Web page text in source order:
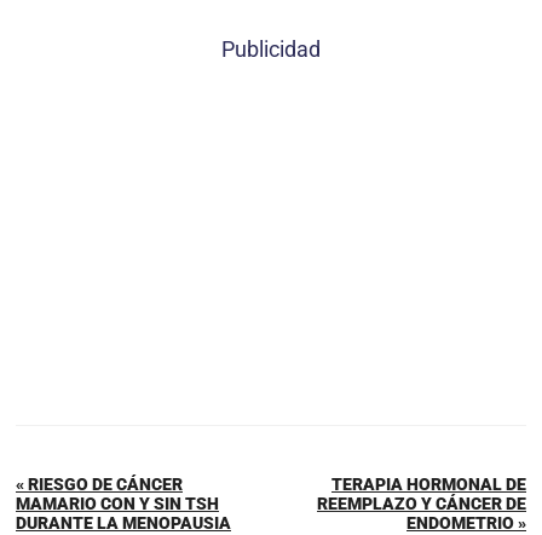
Publicidad
« RIESGO DE CÁNCER
MAMARIO CON Y SIN TSH
DURANTE LA MENOPAUSIA
TERAPIA HORMONAL DE
REEMPLAZO Y CÁNCER DE
ENDOMETRIO »